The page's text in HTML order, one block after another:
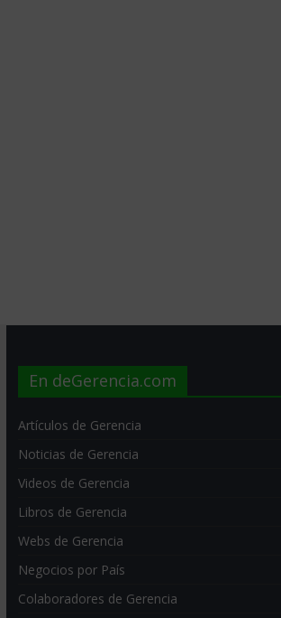
En deGerencia.com
Artículos de Gerencia
Noticias de Gerencia
Videos de Gerencia
Libros de Gerencia
Webs de Gerencia
Negocios por País
Colaboradores de Gerencia